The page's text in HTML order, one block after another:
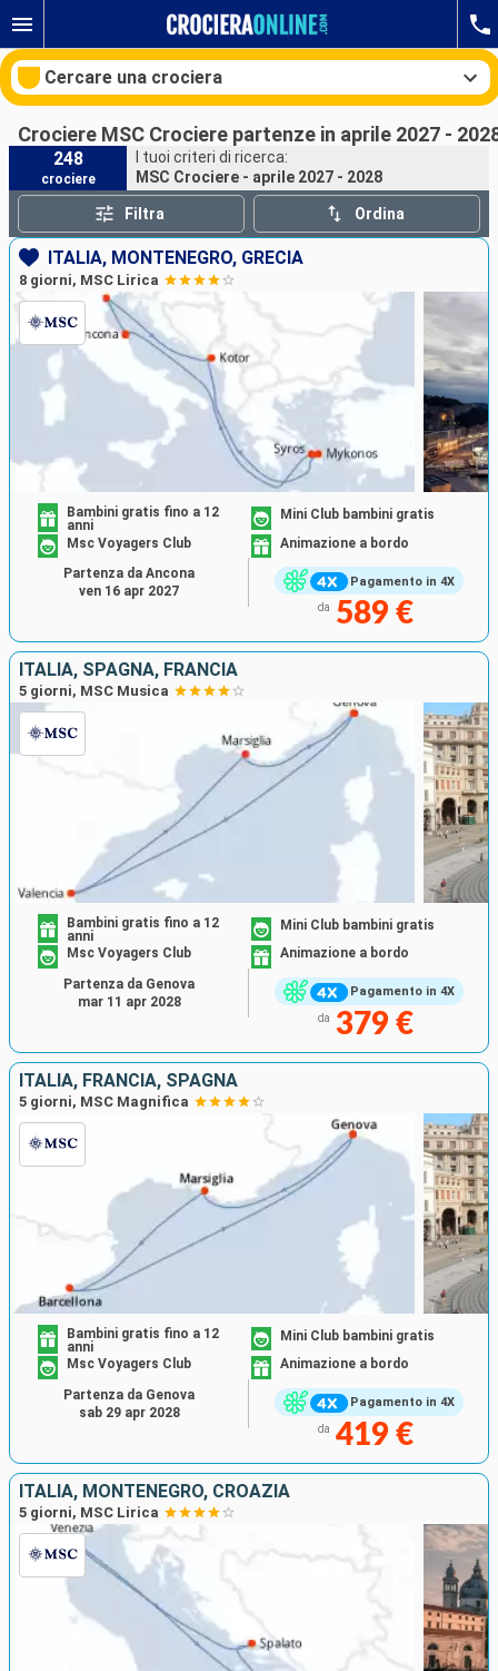
Cercare una crociera
Le nostre destinazioni
Mesi di partenza
Porti Compagnie
Ricerca
Crociere MSC Crociere partenze in aprile 2027 -
248
crociere
I tuoi criteri di ricerca:
MSC Crociere - aprile 2027 - 2028
Filtra Ordina
ITALIA, MONTENEGRO, GRECIA
8 giorni, MSC Lirica
Pagamento in 4X
Bambini gratis fino a 12
anni
Mini Club bambini gratis
Msc Voyagers Club
Animazione a bordo
da 589 €
Partenza da Ancona
ven 16 apr 2027
ITALIA, SPAGNA, FRANCIA
5 giorni, MSC Musica
Pagamento in 4X
Bambini gratis fino a 12
anni
Mini Club bambini gratis
Msc Voyagers Club
Animazione a bordo
da 379 €
Partenza da Genova
mar 11 apr 2028
ITALIA, FRANCIA, SPAGNA
5 giorni, MSC Magnifica
Pagamento in 4X
Bambini gratis fino a 12
anni
Mini Club bambini gratis
Msc Voyagers Club
Animazione a bordo
da 419 €
Partenza da Genova
sab 29 apr 2028
ITALIA, MONTENEGRO, CROAZIA
5 giorni, MSC Lirica